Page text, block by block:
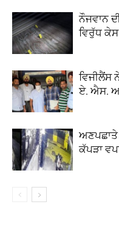
ਨੌਜਵਾਨ
ਵਿਰੁੱਧ
ਵਿਜੀਲੈਂਸ
ਏ. ਐਸ.
ਕੱਪੜਾ